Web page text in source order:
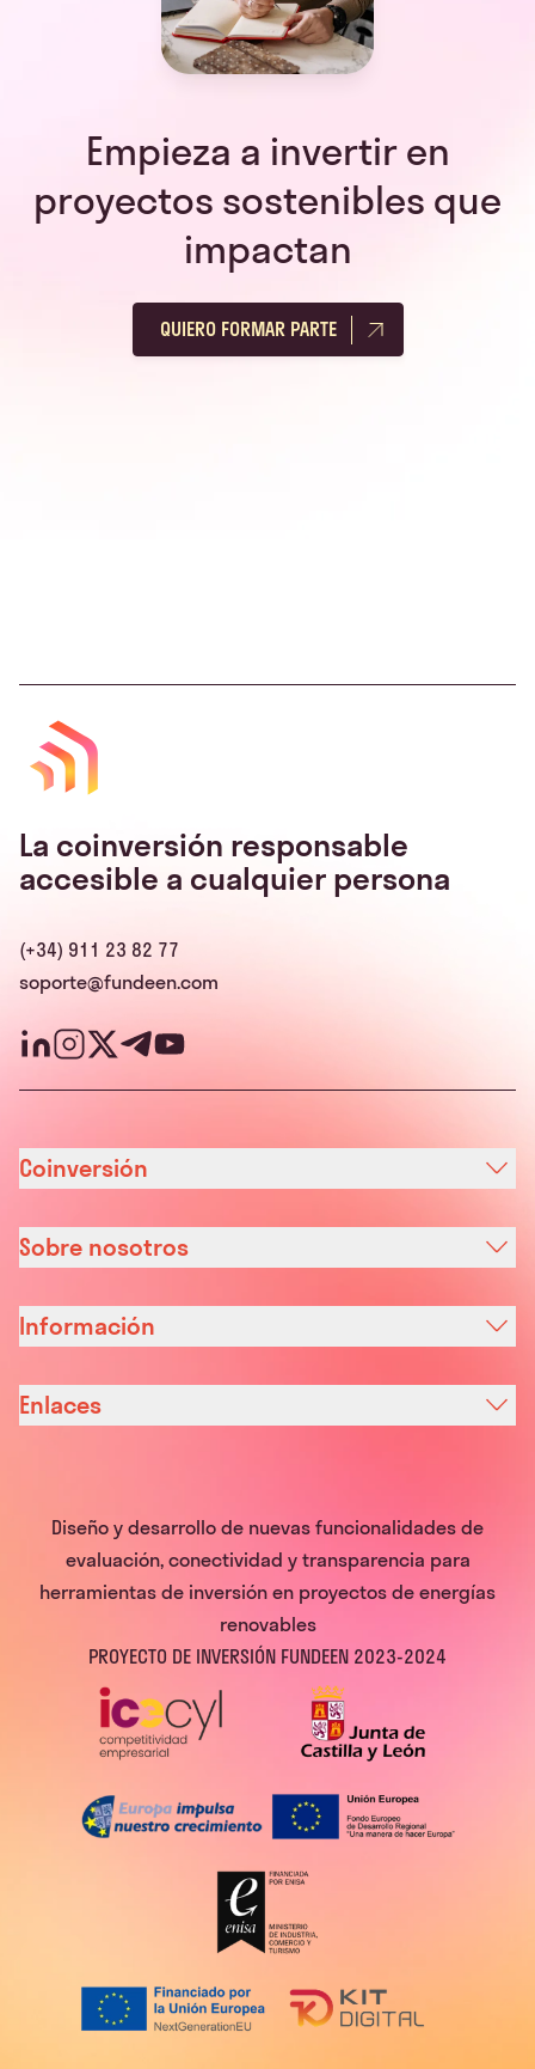
Empieza a invertir en
proyectos sostenibles que
impactan
QUIERO FORMAR PARTE
La coinversión responsable
accesible a cualquier persona
(+34) 911 23 82 77
soporte@fundeen.com
Coinversión
Sobre nosotros
Información
Enlaces
Diseño y desarrollo de nuevas funcionalidades de
evaluación, conectividad y transparencia para
herramientas de inversión en proyectos de energías
renovables
PROYECTO DE INVERSIÓN FUNDEEN 2023-2024